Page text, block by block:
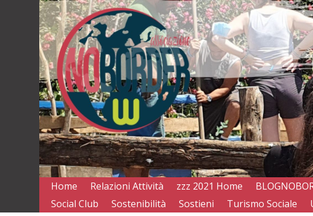
Home Relazioni Attività zzz 2021 Home
Social Club
Sostenibilità Sostieni Turismo Sociale